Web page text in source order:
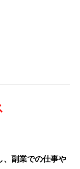
、副業での仕事や